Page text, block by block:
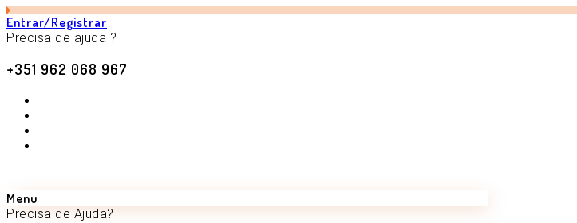
Entrar/Registrar
Precisa de ajuda ?
+351 962 068 967
Menu
Precisa de Ajuda?